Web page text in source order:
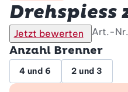
Drehspiess
Jetzt bewerten Art.-Nr.
Anzahl Brenner
4 und 6 2 und 3